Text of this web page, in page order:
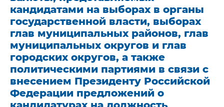
кандидатами на выборах в органы
государственной власти, выборах
глав муниципальных районов, глав
муниципальных округов и глав
городских округов, а также
политическими партиями в связи с
внесением Президенту Российской
Федерации предложений о